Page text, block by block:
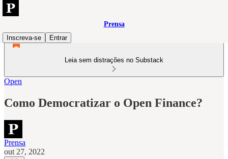
Prensa
Inscreva-se
Entrar
Leia sem distrações no Substack
Open
Como Democratizar o Open Finance?
Prensa
out 27, 2022